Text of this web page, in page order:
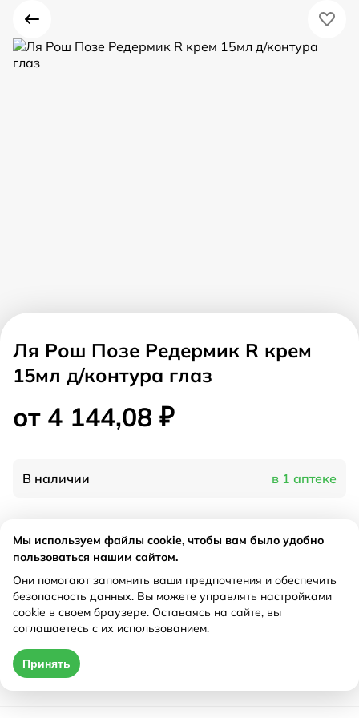
Ля Рош Позе Редермик R крем
15мл д/контура глаз
от 4 144,08 ₽
В наличии в 1 аптеке
Характеристики
Рецепт
Не требуется
от 4 144,08 ₽
Мы используем файлы cookie, чтобы вам было удобно
пользоваться нашим сайтом.
Они помогают запомнить ваши предпочтения и обеспечить
безопасность данных. Вы можете управлять настройками
cookie в своем браузере. Оставаясь на сайте, вы
соглашаетесь с их использованием.
Принять